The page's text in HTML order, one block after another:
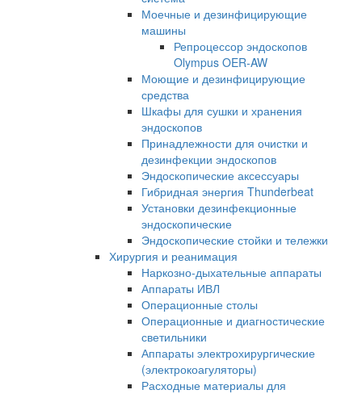
Моечные и дезинфицирующие
машины
Репроцессор эндоскопов
Olympus OER-AW
Моющие и дезинфицирующие
средства
Шкафы для сушки и хранения
эндоскопов
Принадлежности для очистки и
дезинфекции эндоскопов
Эндоскопические аксессуары
Гибридная энергия Thunderbeat
Установки дезинфекционные
эндоскопические
Эндоскопические стойки и тележки
Хирургия и реанимация
Наркозно-дыхательные аппараты
Аппараты ИВЛ
Операционные столы
Операционные и диагностические
светильники
Аппараты электрохирургические
(электрокоагуляторы)
Расходные материалы для